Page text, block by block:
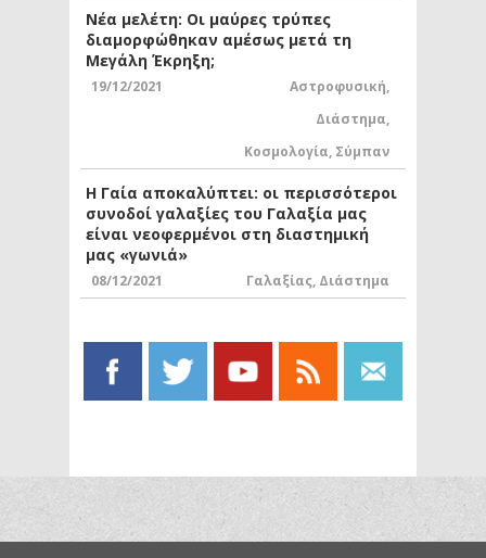
Νέα μελέτη: Οι μαύρες τρύπες
διαμορφώθηκαν αμέσως μετά τη
Μεγάλη Έκρηξη;
19/12/2021 Αστροφυσική,
Διάστημα,
Κοσμολογία, Σύμπαν
Η Γαία αποκαλύπτει: οι περισσότεροι
συνοδοί γαλαξίες του Γαλαξία μας
είναι νεοφερμένοι στη διαστημική
μας «γωνιά»
08/12/2021 Γαλαξίας, Διάστημα